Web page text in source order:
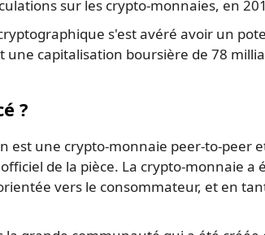
sur les crypto-monnaies, en
s'est avéré avoir un
capitalisation boursière de 78
?
est une crypto-monnaie peer-to-peer
de la pièce. La crypto-monnaie
vers le consommateur, et en